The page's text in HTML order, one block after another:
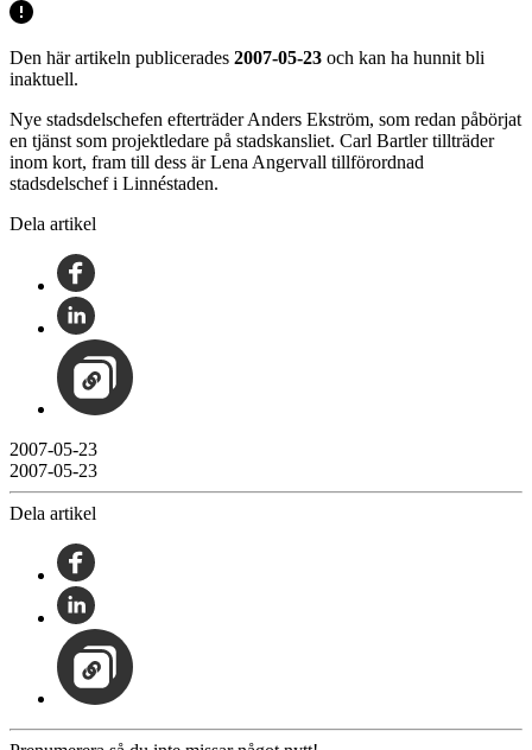
Den här artikeln publicerades 2007-05-23 och kan ha hunnit bli
inaktuell.
Nye stadsdelschefen efterträder Anders Ekström, som redan påbörjat
en tjänst som projektledare på stadskansliet. Carl Bartler tillträder
inom kort, fram till dess är Lena Angervall tillförordnad
stadsdelschef i Linnéstaden.
Dela artikel
2007-05-23
2007-05-23
Dela artikel